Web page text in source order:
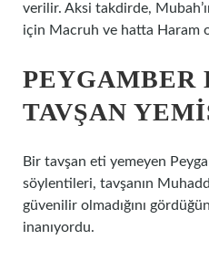
verilir. Aksi takdirde,
için Macruh ve hatta Haram
PEYGAMBER
TAVŞAN
Bir tavşan eti yemeyen
söylentileri, tavşanın
güvenilir olmadığını
inanıyordu.